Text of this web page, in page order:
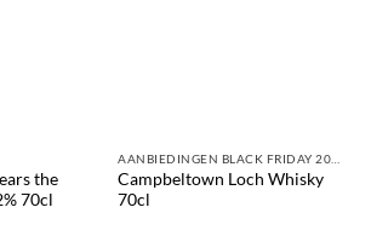
the
70cl
Campbeltown Loch Whisky
70cl